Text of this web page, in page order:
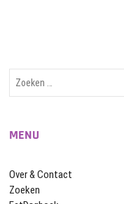
MENU
Over & Contact
Zoeken